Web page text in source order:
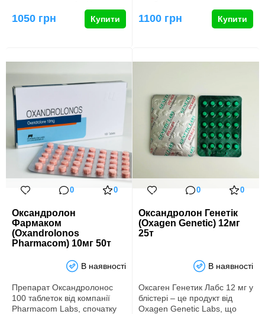
1050 грн Купити 1100 грн Купити
0 0
Оксандролон
Фармаком
(Oxandrolonos
Pharmacom) 10мг 50т
В наявності
Препарат Оксандролонос
100 таблеток від компанії
Pharmacom Labs, спочатку
0 0
Оксандролон Генетік
(Oxagen Genetic) 12мг
25т
В наявності
Оксаген Генетик Лабс 12 мг у
блістері – це продукт від
Oxagen Genetic Labs, що